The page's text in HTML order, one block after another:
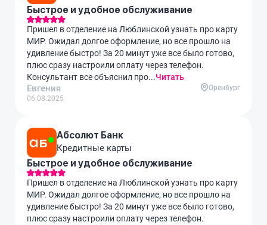
Быстрое и удобное обслуживание
Пришел в отделение на Люблинской узнать про карту
МИР. Ожидал долгое оформление, но все прошло на
удивление быстро! За 20 минут уже все было готово,
плюс сразу настроили оплату через телефон.
Консультант все объяснил про...Читать
Евгения
06.08.2025
Оренбург
Абсолют Банк
Кредитные карты
Быстрое и удобное обслуживание
Пришел в отделение на Люблинской узнать про карту
МИР. Ожидал долгое оформление, но все прошло на
удивление быстро! За 20 минут уже все было готово,
плюс сразу настроили оплату через телефон.